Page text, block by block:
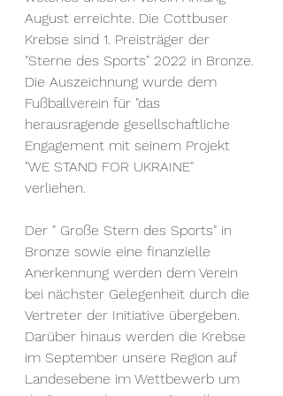
August erreichte. Die Cottbuser
Krebse sind 1. Preisträger der
"Sterne des Sports" 2022 in Bronze.
Die Auszeichnung wurde dem
Fußballverein für "das
herausragende gesellschaftliche
Engagement mit seinem Projekt
"WE STAND FOR UKRAINE"
verliehen.
Der " Große Stern des Sports" in
Bronze sowie eine finanzielle
Anerkennung werden dem Verein
bei nächster Gelegenheit durch die
Vertreter der Initiative übergeben.
Darüber hinaus werden die Krebse
im September unsere Region auf
Landesebene im Wettbewerb um